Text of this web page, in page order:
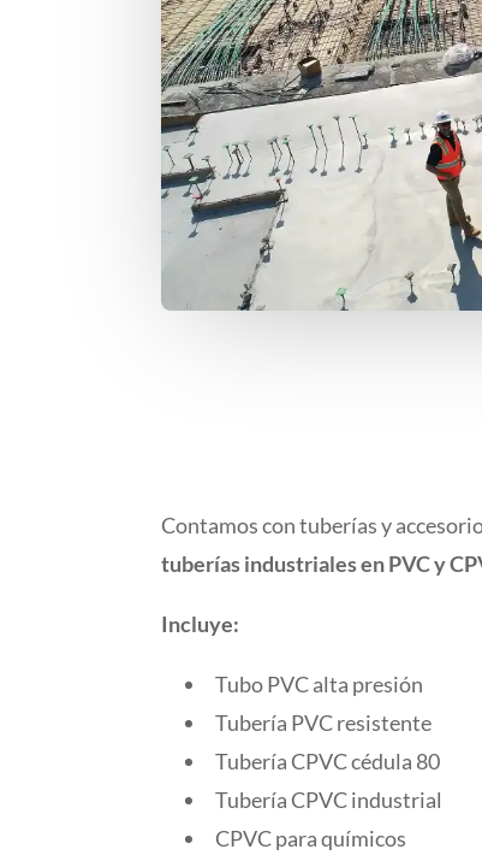
Contamos con tuberías y
tuberías industriales en PVC y
Incluye:
Tubo PVC alta presión
Tubería PVC resistente
Tubería CPVC cédula 80
Tubería CPVC industrial
CPVC para químicos